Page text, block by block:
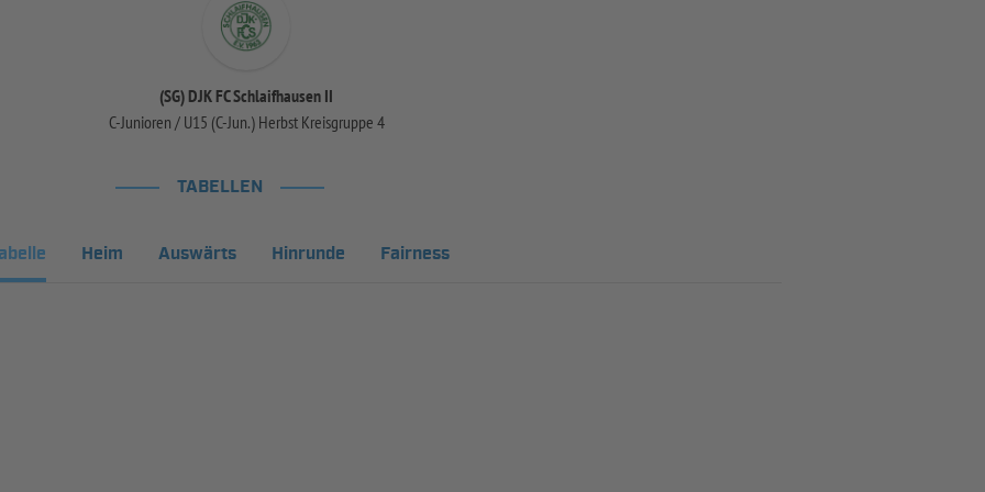
(SG) DJK FC Schlaifhausen II
C-Junioren / U15 (C-Jun.) Herbst Kreisgruppe 4
TABELLEN
Heim Auswärts Hinrunde Fairness